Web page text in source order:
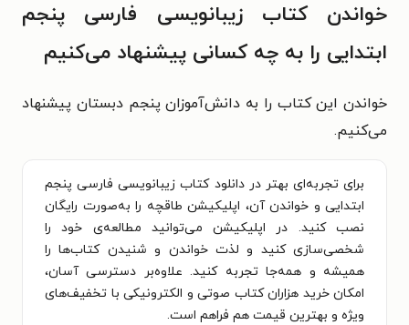
خواندن کتاب زیبانویسی فارسی پنجم
ابتدایی را به چه کسانی پیشنهاد می‌کنیم
خواندن این کتاب را به دانش‌آموزان پنجم دبستان پیشنهاد
می‌کنیم.
برای تجربه‌ای بهتر در دانلود کتاب زیبانویسی فارسی پنجم
ابتدایی و خواندن آن، اپلیکیشن طاقچه را به‌صورت رایگان
نصب کنید. در اپلیکیشن می‌توانید مطالعه‌ی خود را
شخصی‌سازی کنید و لذت خواندن و شنیدن کتاب‌ها را
همیشه و همه‌جا تجربه کنید. علاوه‌بر دسترسی آسان،
امکان خرید هزاران کتاب صوتی و الکترونیکی با تخفیف‌های
ویژه و بهترین قیمت هم فراهم است.